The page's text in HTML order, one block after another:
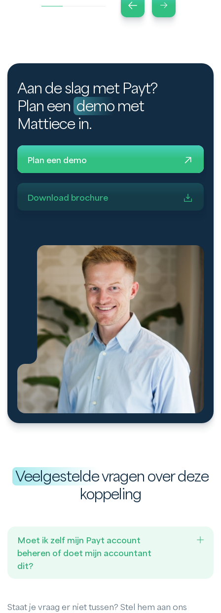
Aan de slag met Payt?
Plan een demo met
Mattiece in.
Plan een demo
Download brochure
Veelgesteldevragen over deze
koppeling
Moet ik zelf mijn Payt account
beheren of doet mijn accountant
dit?
Staat je vraag er niet tussen? Stel hem aan ons